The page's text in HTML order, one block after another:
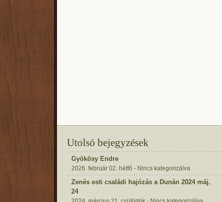
Utolsó bejegyzések
Gyökösy Endre
2026. február 02. hétfő - Nincs kategorizálva
Zenés esti családi hajózás a Dunán 2024 máj.
24